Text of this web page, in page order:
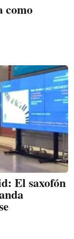
como
El saxofón